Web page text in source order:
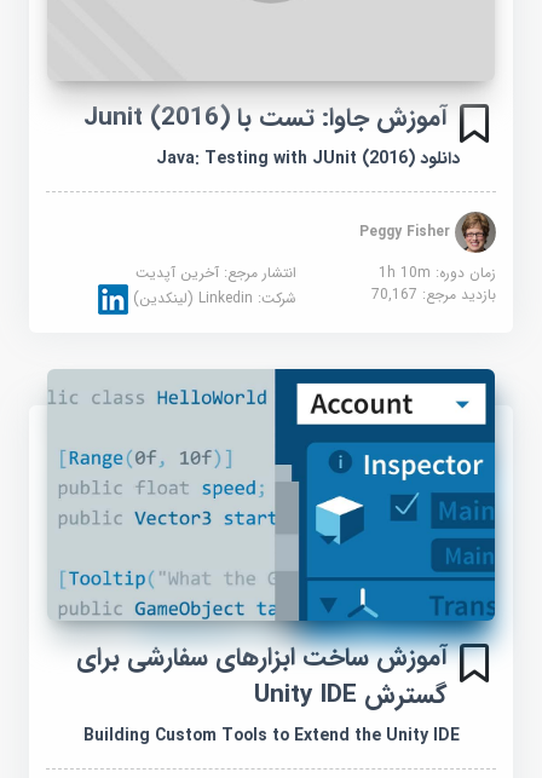
آموزش جاوا: تست با Junit (2016)
دانلود Java: Testing with JUnit (2016)
Peggy Fisher
زمان دوره: 1h 10m
انتشار مرجع:آخرین آپدیت
بازدید مرجع:70,167 شرکت:Linkedin (لینکدین)
آموزش ساخت ابزارهای سفارشی برای
گسترش Unity IDE
Building Custom Tools to Extend the Unity IDE